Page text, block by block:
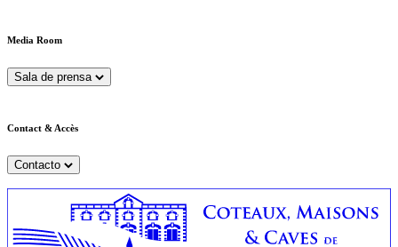
Media Room
Sala de prensa
Contact & Accès
Contacto